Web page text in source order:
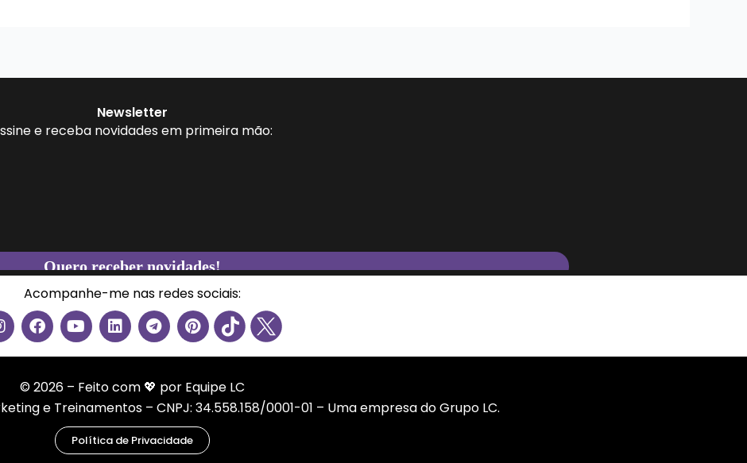
Newsletter
e receba novidades em primeira mão:
Acompanhe-me nas redes sociais:
g
F
a
c
b
o
o
Y
o
u
u
b
e
L
i
n
e
d
i
n
T
e
l
g
a
m
P
i
n
e
r
e
s
t
© 2026 – Feito com 💖 por Equipe LC
e Treinamentos – CNPJ: 34.558.158/0001-01 – Uma empresa do Grupo LC.
Política de Privacidade